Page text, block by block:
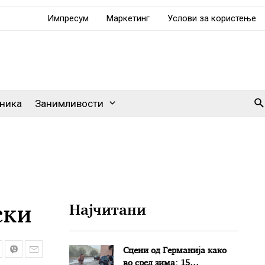
Импресум Маркетинг Услови за користење
Занимливости
Најчитани
Сцени од Германија како
во сред зима: 15